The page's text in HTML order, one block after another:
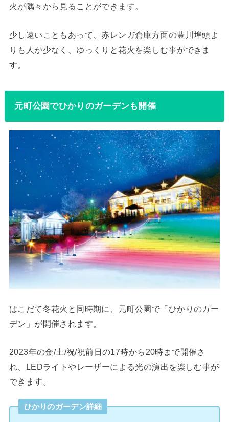
火が隅々から見ることができます。
少し遠いこともあって、赤レンガ倉庫方面の豊川埠頭よ
りも人が少なく、ゆっくりと花火を楽しむ事ができま
す。
元町公園でひかりのガーデンも開催
はこだて冬花火と同時期に、元町公園で「ひかりのガー
デン」が開催されます。
2023年の金/土/祝/祝前日の17時から20時まで開催さ
れ、LEDライトやレーザーによる光の演出を楽しむ事が
できます。
ひかりのガーデン詳細